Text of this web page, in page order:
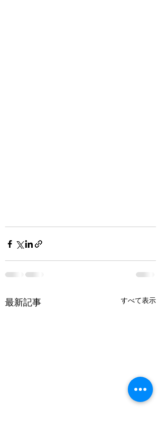
最新記事 すべて表示